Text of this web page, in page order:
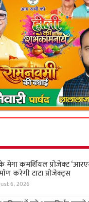
मेगा कमर्शियल प्रोजेक्ट
करेगी टाटा प्रोजेक्ट्स
6, 2026